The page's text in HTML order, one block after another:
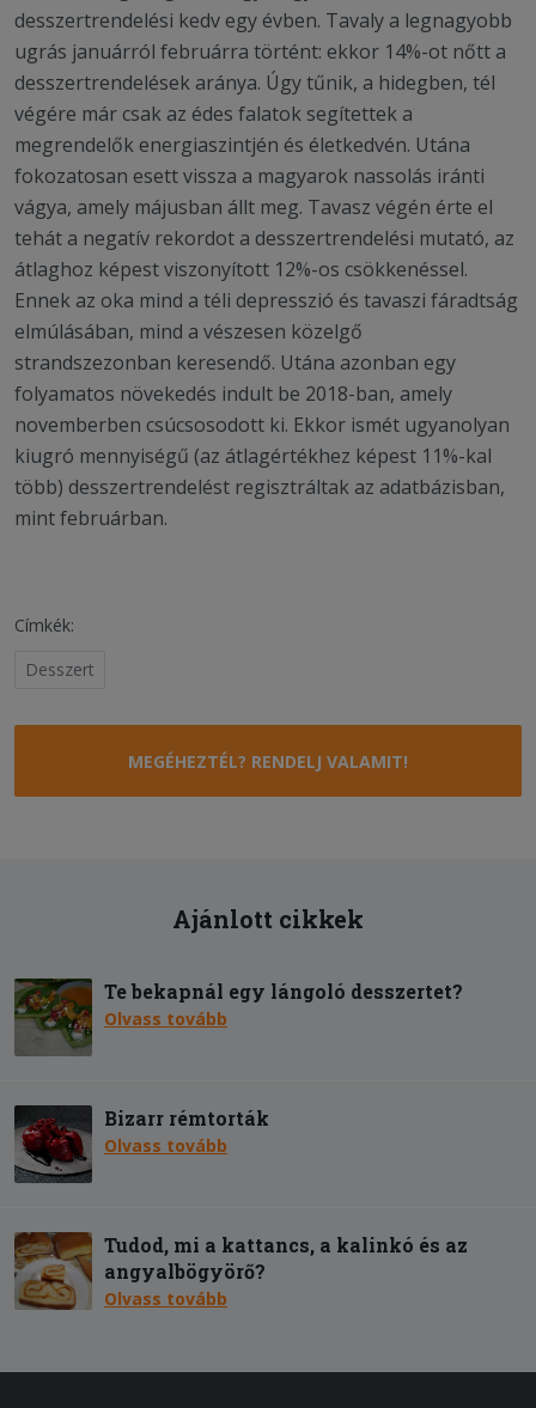
desszertrendelési kedv egy évben. Tavaly a legnagyobb
ugrás januárról februárra történt: ekkor 14%-ot nőtt a
desszertrendelések aránya. Úgy tűnik, a hidegben, tél
végére már csak az édes falatok segítettek a
megrendelők energiaszintjén és életkedvén. Utána
fokozatosan esett vissza a magyarok nassolás iránti
vágya, amely májusban állt meg. Tavasz végén érte el
tehát a negatív rekordot a desszertrendelési mutató, az
átlaghoz képest viszonyított 12%-os csökkenéssel.
Ennek az oka mind a téli depresszió és tavaszi fáradtság
elmúlásában, mind a vészesen közelgő
strandszezonban keresendő. Utána azonban egy
folyamatos növekedés indult be 2018-ban, amely
novemberben csúcsosodott ki. Ekkor ismét ugyanolyan
kiugró mennyiségű (az átlagértékhez képest 11%-kal
több) desszertrendelést regisztráltak az adatbázisban,
mint februárban.
Címkék:
Desszert
MEGÉHEZTÉL? RENDELJ VALAMIT!
Ajánlott cikkek
Te bekapnál egy lángoló desszertet?
Olvass tovább
Bizarr rémtorták
Olvass tovább
Tudod, mi a kattancs, a kalinkó és az
angyalbögyörő?
Olvass tovább